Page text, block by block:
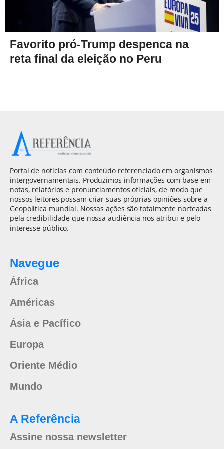
Favorito pró-Trump despenca na
reta final da eleição no Peru
Portal de notícias com conteúdo referenciado em organismos
intergovernamentais. Produzimos informações com base em
notas, relatórios e pronunciamentos oficiais, de modo que
nossos leitores possam criar suas próprias opiniões sobre a
Geopolítica mundial. Nossas ações são totalmente norteadas
pela credibilidade que nossa audiência nos atribui e pelo
interesse público.
Navegue
África
Américas
Ásia e Pacífico
Europa
Oriente Médio
Mundo
A Referência
Assine nossa newsletter